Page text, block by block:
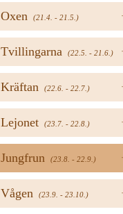
Oxen (21.4. - 21.5.)
Tvillingarna (22.5. - 21.6.)
Kräftan (22.6. - 22.7.)
Lejonet (23.7. - 22.8.)
Jungfrun (23.8. - 22.9.)
Vågen (23.9. - 23.10.)